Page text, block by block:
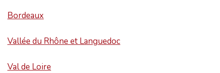
Bordeaux
Vallée du Rhône et Languedoc
Val de Loire